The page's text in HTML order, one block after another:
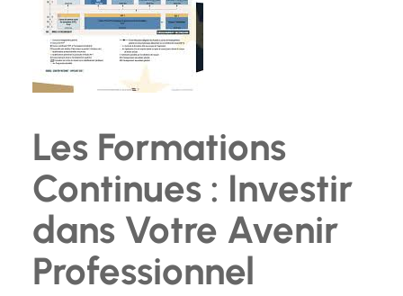
Les Formations
Continues : Investir
dans Votre Avenir
Professionnel